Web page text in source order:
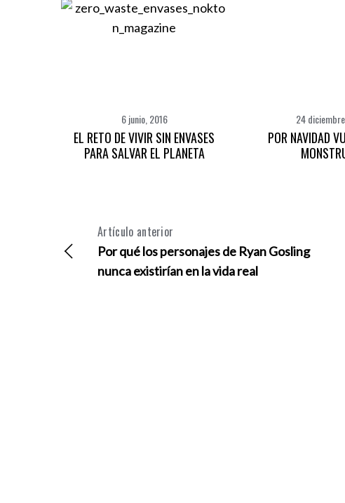
6 junio, 2016
EL RETO DE VIVIR SIN ENVASES
PARA SALVAR EL PLANETA
24
POR NAVIDAD
Artículo anterior
Por qué los personajes de Ryan Gosling
nunca existirían en la vida real